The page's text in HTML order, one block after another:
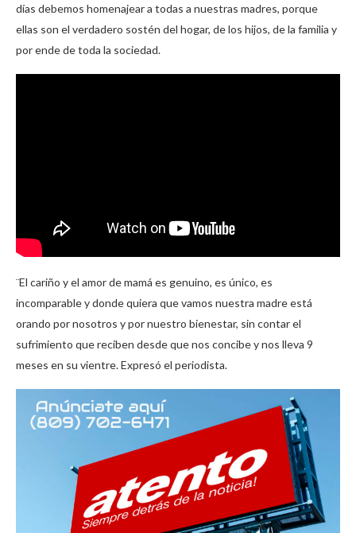
días debemos homenajear a todas a nuestras madres, porque
ellas son el verdadero sostén del hogar, de los hijos, de la familia y
por ende de toda la sociedad.
¨El cariño y el amor de mamá es genuino, es único, es
incomparable y donde quiera que vamos nuestra madre está
orando por nosotros y por nuestro bienestar, sin contar el
sufrimiento que reciben desde que nos concibe y nos lleva 9
meses en su vientre. Expresó el periodista.